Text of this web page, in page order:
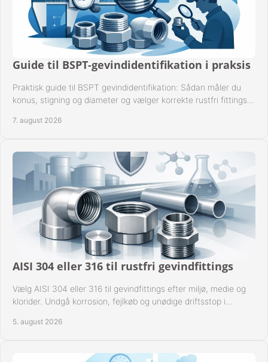
Guide til BSPT-gevindidentifikation i praksis
Praktisk guide til BSPT gevindidentifikation: Sådan måler du
konus, stigning og diameter og vælger korrekte rustfri fittings
7. august 2026
AISI 304 eller 316 til rustfri gevindfittings
Vælg AISI 304 eller 316 til gevindfittings efter miljø, medie og
klorider. Undgå korrosion, fejlkøb og unødige driftsstop i
5. august 2026